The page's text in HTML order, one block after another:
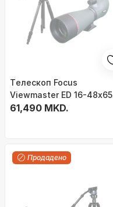
Tелескоп Focus
Viewmaster ED 16-48x65
со статив Sirui
61,490 MKD.
Продадено